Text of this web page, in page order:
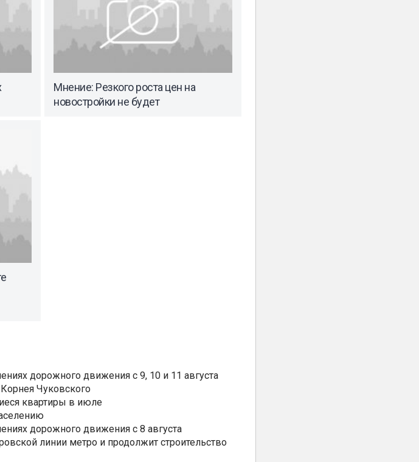
Мнение: Резкого роста цен на
новостройки не будет
дорожного движения с 9, 10 и 11 августа
Чуковского
квартиры в июле
дорожного движения с 8 августа
линии метро и продолжит строительство